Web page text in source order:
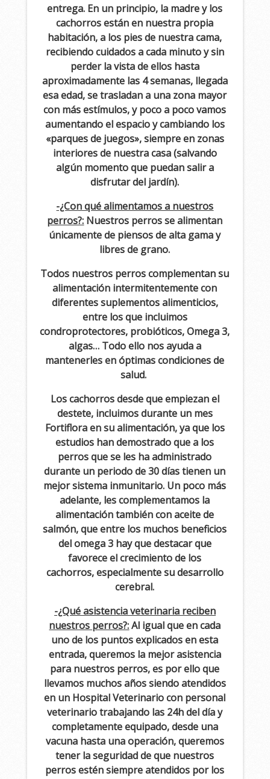
entrega. En un principio, la madre y los
cachorros están en nuestra propia
habitación, a los pies de nuestra cama,
recibiendo cuidados a cada minuto y sin
perder la vista de ellos hasta
aproximadamente las 4 semanas, llegada
esa edad, se trasladan a una zona mayor
con más estímulos, y poco a poco vamos
aumentando el espacio y cambiando los
«parques de juegos», siempre en zonas
interiores de nuestra casa (salvando
algún momento que puedan salir a
disfrutar del jardín).
-¿Con qué alimentamos a nuestros
perros?: Nuestros perros se alimentan
únicamente de piensos de alta gama y
libres de grano.
Todos nuestros perros complementan su
alimentación intermitentemente con
diferentes suplementos alimenticios,
entre los que incluimos
condroprotectores, probióticos, Omega 3,
algas… Todo ello nos ayuda a
mantenerles en óptimas condiciones de
salud.
Los cachorros desde que empiezan el
destete, incluimos durante un mes
Fortiflora en su alimentación, ya que los
estudios han demostrado que a los
perros que se les ha administrado
durante un periodo de 30 días tienen un
mejor sistema inmunitario. Un poco más
adelante, les complementamos la
alimentación también con aceite de
salmón, que entre los muchos beneficios
del omega 3 hay que destacar que
favorece el crecimiento de los
cachorros, especialmente su desarrollo
cerebral.
-¿Qué asistencia veterinaria reciben
nuestros perros?:Al igual que en cada
uno de los puntos explicados en esta
entrada, queremos la mejor asistencia
para nuestros perros, es por ello que
llevamos muchos años siendo atendidos
en un Hospital Veterinario con personal
veterinario trabajando las 24h del día y
completamente equipado, desde una
vacuna hasta una operación, queremos
tener la seguridad de que nuestros
perros estén siempre atendidos por los